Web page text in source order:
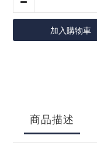
加入購物車
商品描述